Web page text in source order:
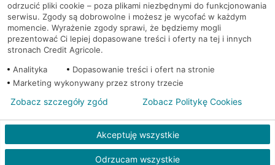
Dołącz do grona subskrybentów Newslettera i bądź
na bieżąco z nowościami i promocjami
Zapisz się
Redakcja Kontakt Regulamin
Ustawienia cookies
Polityka prywatności
© 2026 Credit Agricole Bank Polska S.A. Wszelkie prawa zastrzeżone
odrzucić pliki cookie – poza plikami niezbędnymi do funkcjonowania
serwisu. Zgody są dobrowolne i możesz je wycofać w każdym
momencie. Wyrażenie zgody sprawi, że będziemy mogli
prezentować Ci lepiej dopasowane treści i oferty na tej i innych
stronach Credit Agricole.
Analityka
Dopasowanie treści i ofert na stronie
Marketing wykonywany przez strony trzecie
Akceptuję wszystkie
Odrzucam wszystkie
Zobacz szczegóły zgód Zobacz Politykę Cookies